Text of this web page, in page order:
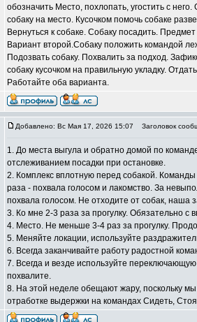
обозначить Место, похлопать, угостить с
собаку на место. Кусочком помочь собаке
Вернуться к собаке. Собаку посадить.
Вариант второй.Собаку положить командой
Подозвать собаку. Похвалить за подход.
собаку кусочком на правильную укладку.
Работайте оба варианта.
Добавлено: Вс Мая 17, 2026 15:07 Заголовок
1. До места выгула и обратно домой по
отслеживанием посадки при остановке.
2. Комплекс вплотную перед собакой.
раза - похвала голосом и лакомство. За
похвала голосом. Не отходите от собак, наша
3. Ко мне 2-3 раза за прогулку. Обязательно с
4. Место. Не меньше 3-4 раз за прогулку.
5. Меняйте локации, используйте
6. Всегда заканчивайте работу радостной
7. Всегда и везде используйте
похвалите.
8. На этой неделе обещают жару, поскольку
отработке выдержки на командах Сидеть,